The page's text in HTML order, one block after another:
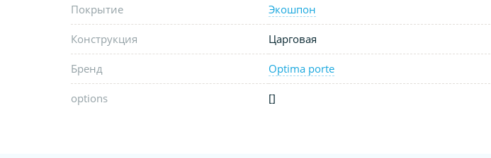
Покрытие Экошпон
Конструкция Царговая
Бренд Optima porte
options []